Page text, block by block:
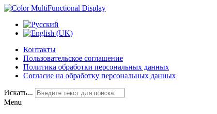
Контакты
Пользовательское соглашение
Политика обработки персональных данных
Согласие на обработку персональных данных
Искать...
Menu